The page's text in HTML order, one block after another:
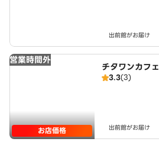
出前館がお届け
営業時間外
お店価格
チタワンカフェ
3.3(3)
出前館がお届け